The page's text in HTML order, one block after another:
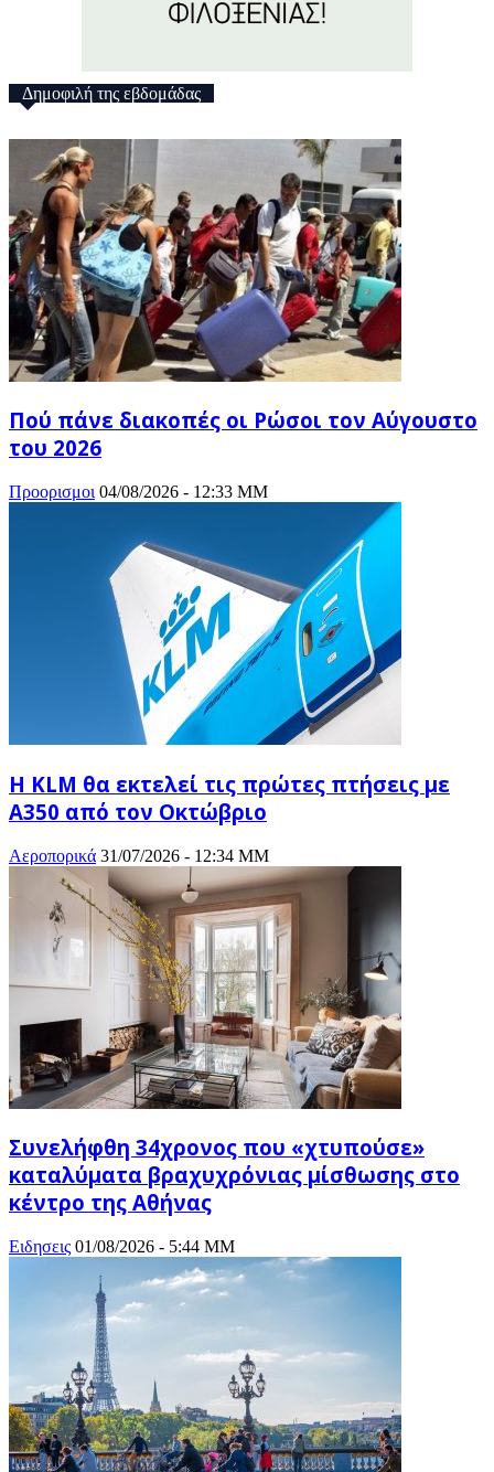
Δημοφιλή της εβδομάδας
Πού πάνε διακοπές οι Ρώσοι τον Αύγουστο
του 2026
Προορισμοι 04/08/2026 - 12:33 ΜΜ
Η KLM θα εκτελεί τις πρώτες πτήσεις με
A350 από τον Οκτώβριο
Αεροπορικά 31/07/2026 - 12:34 ΜΜ
Συνελήφθη 34χρονος που «χτυπούσε»
καταλύματα βραχυχρόνιας μίσθωσης στο
κέντρο της Αθήνας
Ειδησεις 01/08/2026 - 5:44 ΜΜ